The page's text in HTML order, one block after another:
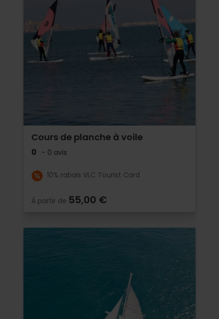
Cours de planche à voile
0 - 0 avis
10% rabais VLC Tourist Card
À partir de 55,00 €